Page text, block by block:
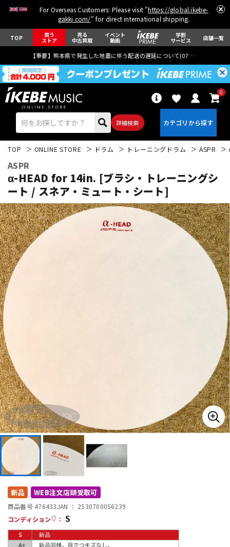
For Overseas Customers: Please visit "https://global.ikebe-
gakki.com/" for direct international shipping.
TOP 買う
ストア
売る
中古買取
イベント
動画
学割
サービス 店舗一覧
【重要】熊本県で発生した地震に伴う配送の遅延について(07月29日
詳細検索
0
エレキギター アコギ/エレアコ
DJ機器 DTM
DTM オンライン納品
配信/ライブ機器
中古 ヴィンテージ
TOP ONLINE STORE ドラム トレーニングドラム ASPR
ASPR
α-HEAD for 14in. [ブラシ・トレーニングシ
ート / スネア・ミュート・シート]
新品 WEB注文店頭受取可
商品番号 476433JAN ： 2530700056239
コンディション
： S